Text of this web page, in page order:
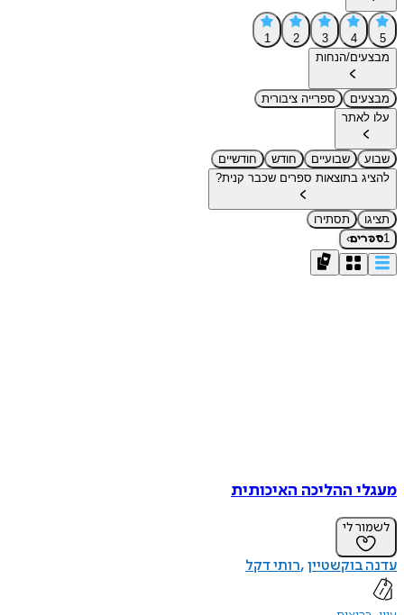
5
4
3
2
1
מבצעים/הנחות
מבצעים
ספרייה ציבורית
עלו לאתר
שבוע שבועיים חודש
חודשיים
להציג בתוצאות ספרים שכבר קנית?
תציגו
תסתירו
1ספרים›
מעגלי ההליכה האיכותית
לשמור לי
עדנה בוקשטיין רותי דקל